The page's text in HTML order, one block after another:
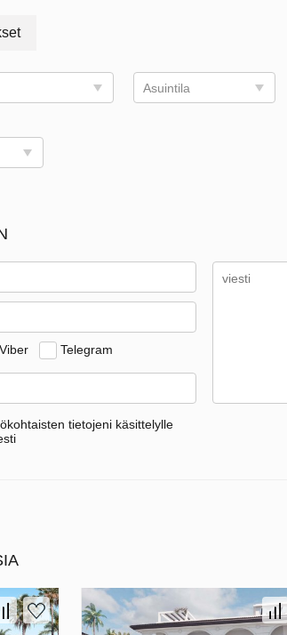
Asuintila
Viber Telegram
tietojeni käsittelylle